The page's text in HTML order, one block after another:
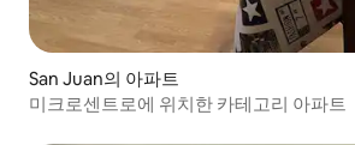
San Juan의 아파트
미크로센트로에 위치한 카테고리 아파트